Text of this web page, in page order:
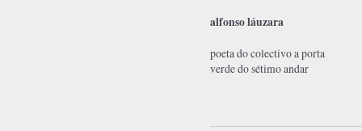
alfonso láuzara
poeta do colectivo a porta
verde do sétimo andar